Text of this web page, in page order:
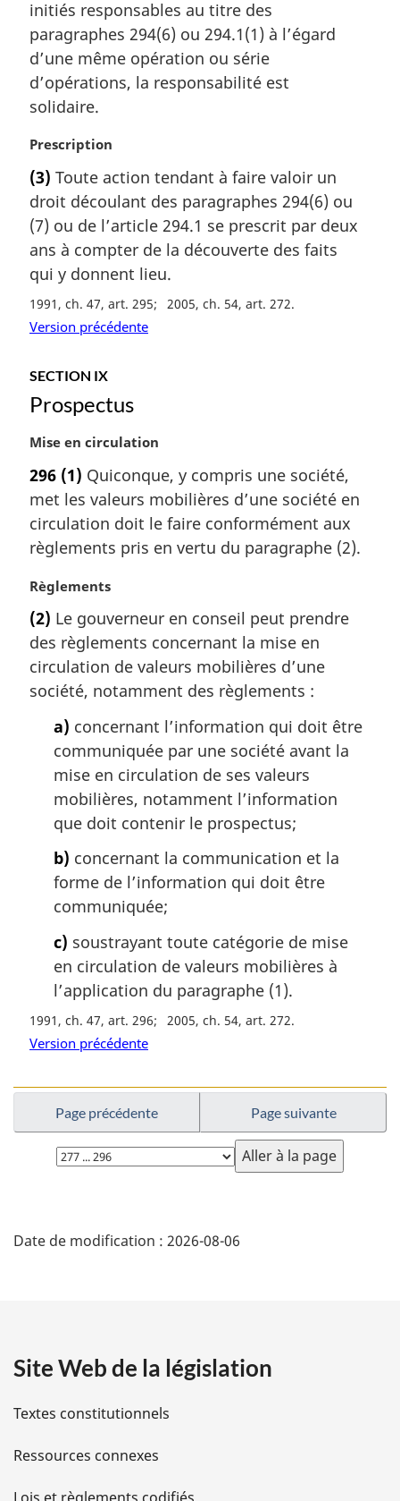
e
m
a
r
g
i
a
l
e
:
initiés responsables au titre des
paragraphes 294(6) ou 294.1(1) à l’égard
d’une même opération ou série
d’opérations, la responsabilité est
solidaire.
N
t
e
m
a
g
i
n
e
:
Prescription
(3) Toute action tendant à faire valoir un
droit découlant des paragraphes 294(6) ou
(7) ou de l’article 294.1 se prescrit par deux
ans à compter de la découverte des faits
qui y donnent lieu.
1991, ch. 47, art. 295 2005, ch. 54, art. 272
Version précédente
SECTION IX
Prospectus
N
t
e
m
a
g
n
a
e
:
Mise en circulation
296 (1) Quiconque, y compris une société,
met les valeurs mobilières d’une société en
circulation doit le faire conformément aux
règlements pris en vertu du paragraphe (2).
N
t
e
m
a
Règlements
(2) Le gouverneur en conseil peut prendre
des règlements concernant la mise en
circulation de valeurs mobilières d’une
société, notamment des règlements :
a) concernant l’information qui doit être
communiquée par une société avant la
mise en circulation de ses valeurs
mobilières, notamment l’information
que doit contenir le prospectus;
b) concernant la communication et la
forme de l’information qui doit être
communiquée;
c) soustrayant toute catégorie de mise
en circulation de valeurs mobilières à
l’application du paragraphe (1).
1991, ch. 47, art. 296 2005, ch. 54, art. 272
Version précédente
Page précédente Page suivante
Choisissez
la
é
i
l
s
d
Date de modification : 2026-08-06
Site Web de la législation
Textes constitutionnels
Ressources connexes